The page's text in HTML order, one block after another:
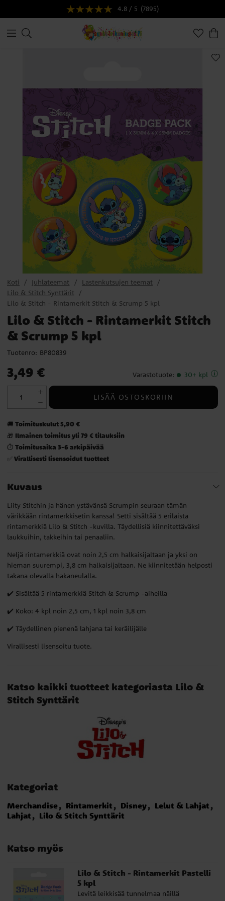
4.8 / 5 (7895)
Koti Juhlateemat
Lastenkutsujen teemat
Lilo & Stitch Synttärit
Lilo & Stitch - Rintamerkit Stitch & Scrump 5 kpl
Lilo & Stitch - Rintamerkit Stitch
& Scrump 5 kpl
Tuotenro: BP80839
Hinta :3,49 €
3,49 € Varastotuote: 30+ kpl
LISÄÄ OSTOSKORIIN
🚚 Toimituskulut 5,90 €
🎁 Ilmainen toimitus yli 79 € tilauksiin
⏱️ Toimitusaika 3-6 arkipäivää
✅ Virallisesti lisensoidut tuotteet
Kuvaus
Liity Stitchin ja hänen ystävänsä Scrumpin seuraan tämän
värikkään rintamerkkisetin kanssa! Setti sisältää 5 erilaista
rintamerkkiä Lilo & Stitch -kuvilla. Täydellisiä kiinnitettäväksi
laukkuihin, takkeihin tai penaaliin.
Neljä rintamerkkiä ovat noin 2,5 cm halkaisijaltaan ja yksi on
hieman suurempi, 3,8 cm halkaisijaltaan. Ne kiinnitetään helposti
takana olevalla hakaneulalla.
✔️ Sisältää 5 rintamerkkiä Stitch & Scrump -aiheilla
✔️ Koko: 4 kpl noin 2,5 cm, 1 kpl noin 3,8 cm
✔️ Täydellinen pienenä lahjana tai keräilijälle
Virallisesti lisensoitu tuote.
Katso kaikki tuotteet kategoriasta Lilo &
Stitch Synttärit
Kategoriat
Merchandise Rintamerkit Disney
Lelut & Lahjat
Lahjat
Lilo & Stitch Synttärit
Katso myös
Lilo & Stitch - Rintamerkit Pastelli
5 kpl
Levitä leikkisää tunnelmaa näillä